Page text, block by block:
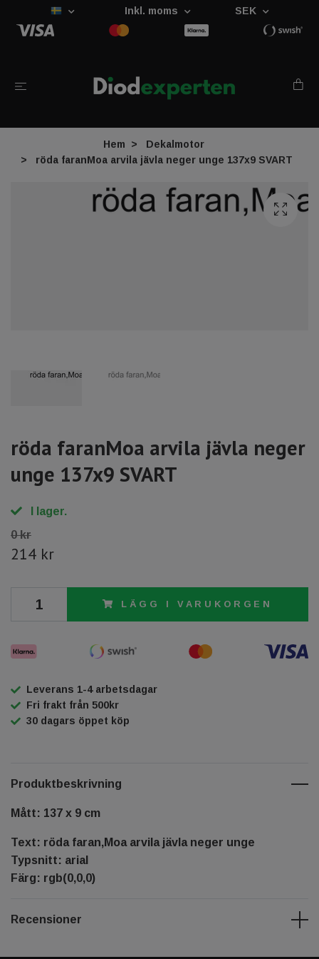
Inkl. moms SEK
Hem
Dekalmotor
röda faranMoa arvila jävla neger unge 137x9 SVART
röda faranMoa arvila jävla neger
unge 137x9 SVART
I lager.
0 kr
214 kr
LÄGG I VARUKORGEN
Leverans 1-4 arbetsdagar
Fri frakt från 500kr
30 dagars öppet köp
Produktbeskrivning
Mått: 137 x 9 cm
Text: röda faran,Moa arvila jävla neger unge
Typsnitt: arial
Färg: rgb(0,0,0)
Recensioner